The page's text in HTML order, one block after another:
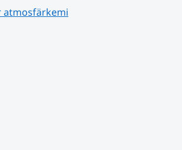
atmosfärkemi